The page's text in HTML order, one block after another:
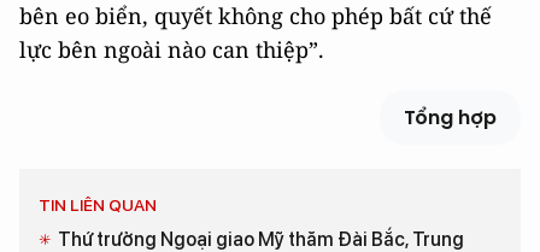
bên eo biển, quyết không cho phép bất cứ thế
lực bên ngoài nào can thiệp”.
Tổng hợp
TIN LIÊN QUAN
Thứ trưởng Ngoại giao Mỹ thăm Đài Bắc, Trung